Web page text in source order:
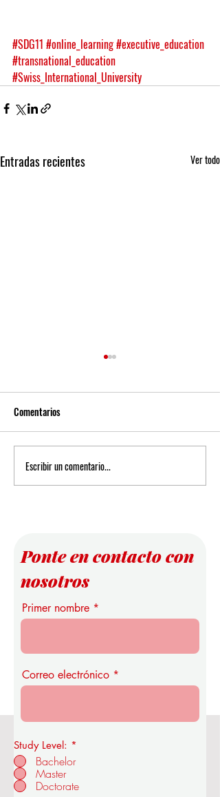
#SDG11 #online_learning#executive_education
#transnational_education
#Swiss_International_University
Entradas recientes Ver todo
Nuevas Perspectivas sobre las
Reglas de Puntuación en el
Comentarios
Escribir un comentario...
Real Academia de Economía y
Tecnología de la OUS
Ponte en contacto con
nosotros
Primer nombre
Correo electrónico
Study Level: *
Bachelor
Master
Doctorate